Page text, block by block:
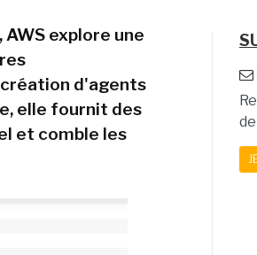
AWS explore une
d'agents
elle fournit des
et comble les